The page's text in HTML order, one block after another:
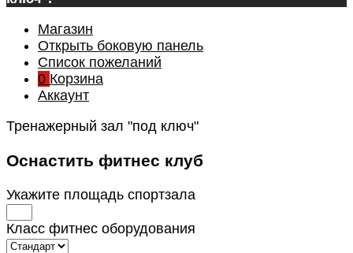
Магазин
Открыть боковую панель
Список пожеланий
0 Корзина
Аккаунт
Тренажерный зал "под ключ"
Оснастить фитнес клуб
Укажите площадь спортзала
Класс фитнес оборудования